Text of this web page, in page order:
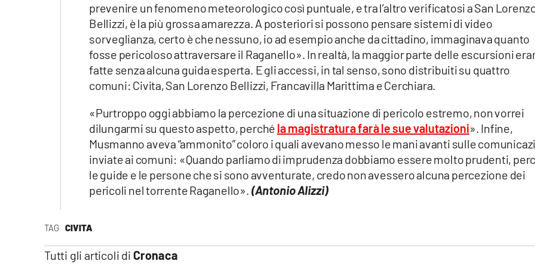
TAG CIVITA
Tutti gli articoli di Cronaca
prevenire un fenomeno meteorologico così puntuale, e tra l’altro verificatosi a San
Bellizzi, è la più grossa amarezza. A posteriori si possono pensare sistemi di video
sorveglianza, certo è che nessuno, io ad esempio anche da cittadino, immaginava quanto
fosse pericoloso attraversare il Raganello». In realtà, la maggior parte delle escursioni
fatte senza alcuna guida esperta. E gli accessi, in tal senso, sono distribuiti su quattro
comuni: Civita, San Lorenzo Bellizzi, Francavilla Marittima e Cerchiara.
«Purtroppo oggi abbiamo la percezione di una situazione di pericolo estremo, non vorrei
dilungarmi su questo aspetto, perché la magistratura farà le sue valutazioni». Infine,
Musmanno aveva “ammonito” coloro i quali avevano messo le mani avanti sulle
inviate ai comuni: «Quando parliamo di imprudenza dobbiamo essere molto prudenti,
le guide e le persone che si sono avventurate, credo non avessero alcuna percezione dei
pericoli nel torrente Raganello». (Antonio Alizzi)